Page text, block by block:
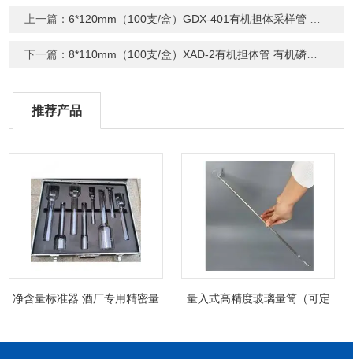
上一篇：6*120mm（100支/盒）GDX-401有机担体采样管 吸附管
下一篇：8*110mm（100支/盒）XAD-2有机担体管 有机磷类分析检测采样管
推荐产品
净含量标准器 酒厂专用精密量
量入式高精度玻璃量筒（可定